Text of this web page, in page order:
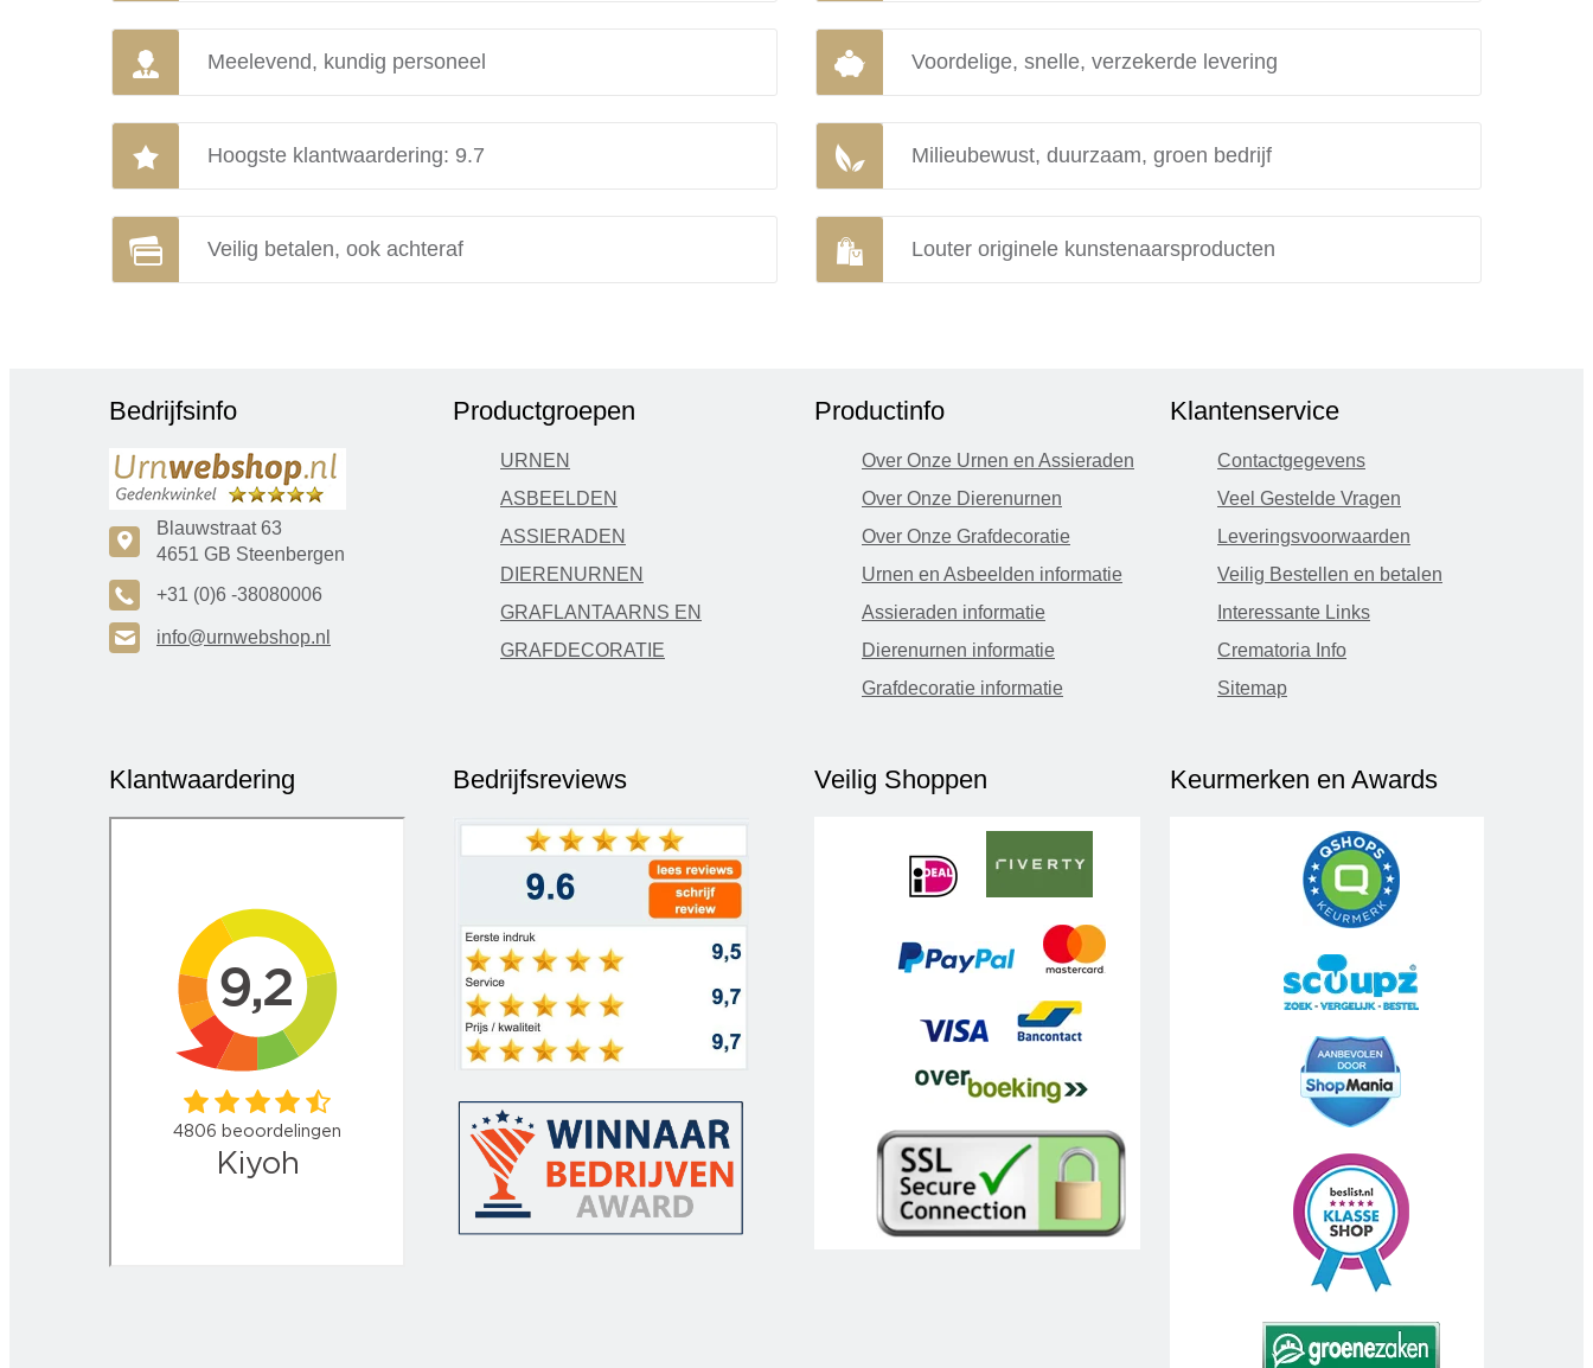
Meelevend, kundig personeel Voordelige, snelle, verzekerde levering
Hoogste klantwaardering: 9.7 Milieubewust, duurzaam, groen bedrijf
Veilig betalen, ook achteraf Louter originele kunstenaarsproducten
Bedrijfsinfo
c
Blauwstraat 63
4651 GB Steenbergen
A +31 (0)6 -38080006
H info@urnwebshop.nl
Productgroepen
URNEN
ASBEELDEN
ASSIERADEN
DIERENURNEN
GRAFLANTAARNS EN
GRAFDECORATIE
Productinfo
Over Onze Urnen en Assieraden
Over Onze Dierenurnen
Over Onze Grafdecoratie
Urnen en Asbeelden informatie
Assieraden informatie
Dierenurnen informatie
Grafdecoratie informatie
Klantenservice
Contactgegevens
Veel Gestelde Vragen
Leveringsvoorwaarden
Veilig Bestellen en betalen
Interessante Links
Crematoria Info
Sitemap
Klantwaardering Bedrijfsreviews Veilig Shoppen Keurmerken en Awards